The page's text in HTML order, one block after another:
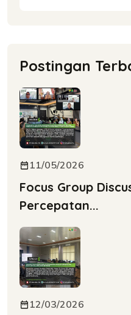
Postingan
11/05/2026
Focus Group
Percepatan...
12/03/2026